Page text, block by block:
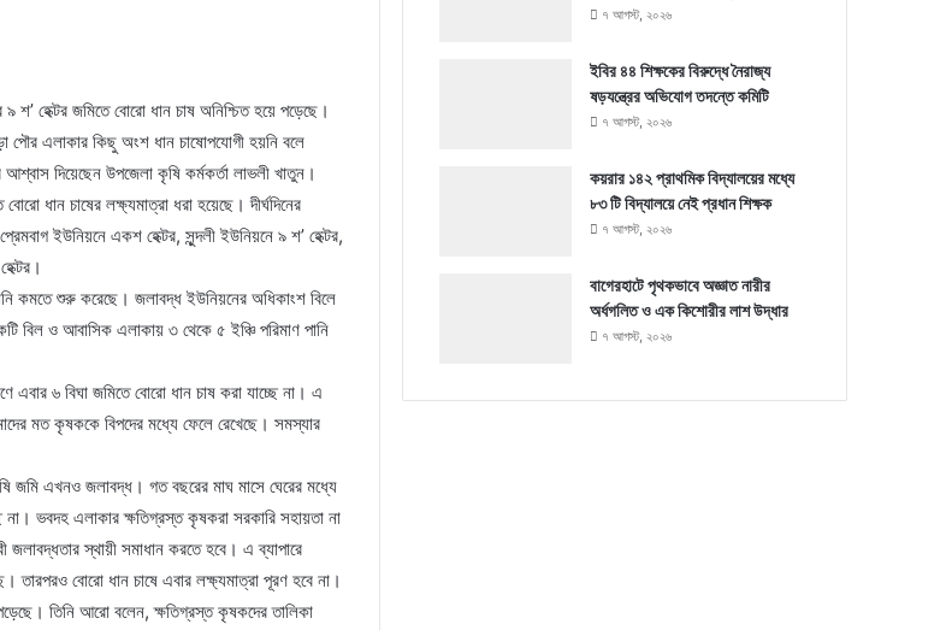
হেক্টর জমিতে বোরো ধান চাষ অনিশ্চিত হয়ে পড়েছে।
পৌর এলাকার কিছু অংশ ধান চাষোপযোগী হয়নি বলে
দিয়েছেন উপজেলা কৃষি কর্মকর্তা লাভলী খাতুন।
ধান চাষের লক্ষ্যমাত্রা ধরা হয়েছে। দীর্ঘদিনের
ইউনিয়নে একশ হেক্টর, সুন্দলী ইউনিয়নে ৯ শ’ হেক্টর,
কমতে শুরু করেছে। জলাবদ্ধ ইউনিয়নের অধিকাংশ বিলে
বিল ও আবাসিক এলাকায় ৩ থেকে ৫ ইঞ্চি পরিমাণ পানি
এবার ৬ বিঘা জমিতে বোরো ধান চাষ করা যাচ্ছে না। এ
মত কৃষককে বিপদের মধ্যে ফেলে রেখেছে। সমস্যার
জমি এখনও জলাবদ্ধ। গত বছরের মাঘ মাসে ঘেরের মধ্যে
ভবদহ এলাকার ক্ষতিগ্রস্ত কৃষকরা সরকারি সহায়তা না
স্থায়ী সমাধান করতে হবে। এ ব্যাপারে
বোরো ধান চাষে এবার লক্ষ্যমাত্রা পূরণ হবে না।
তিনি আরো বলেন, ক্ষতিগ্রস্ত কৃষকদের তালিকা
৭ আগস্ট, ২০২৬
ইবির ৪৪ শিক্ষকের বিরুদ্ধে নৈরাজ্য
ষড়যন্ত্রের অভিযোগ তদন্তে কমিটি
৭ আগস্ট, ২০২৬
কয়রার ১৪২ প্রাথমিক বিদ্যালয়ের মধ্যে
৮৩ টি বিদ্যালয়ে নেই প্রধান শিক্ষক
৭ আগস্ট, ২০২৬
বাগেরহাটে পৃথকভাবে অজ্ঞাত নারীর
অর্ধগলিত ও এক কিশোরীর লাশ উদ্ধার
৭ আগস্ট, ২০২৬